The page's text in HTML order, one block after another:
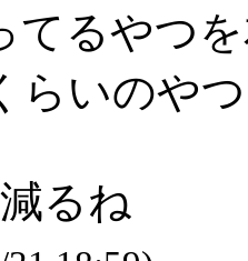
てるやつ
らいのや
るね